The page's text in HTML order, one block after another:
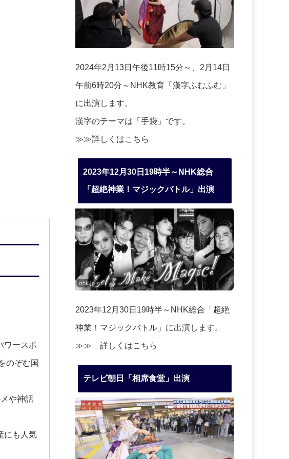
ワースポ
のぞむ国
や神話
にも人気
2024年2月13日午後11時15分～、2月14日
午前6時20分～NHK教育「漢字ふむふむ」
に出演します。
漢字のテーマは「手袋」です。
≫≫詳しくはこちら
2023年12月30日19時半～NHK総合
「超絶神業！マジックバトル」出演
2023年12月30日19時半～NHK総合「超絶
神業！マジックバトル」に出演します。
≫≫ 詳しくはこちら
テレビ朝日「相席食堂」出演